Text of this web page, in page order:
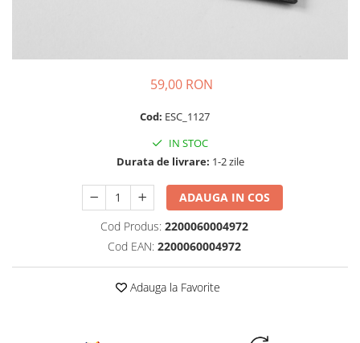
59,00 RON
Cod: ESC_1127
IN STOC
Durata de livrare: 1-2 zile
ADAUGA IN COS
Cod Produs: 2200060004972
Cod EAN: 2200060004972
Adauga la Favorite